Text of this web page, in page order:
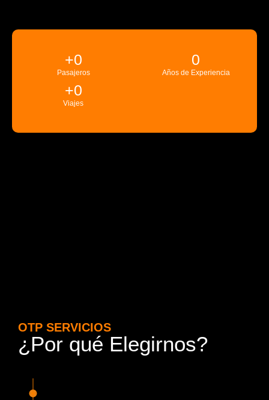
Pasajeros
+0
Años de Experiencia
0
Viajes
+0
OTP SERVICIOS
¿Por qué Elegirnos?